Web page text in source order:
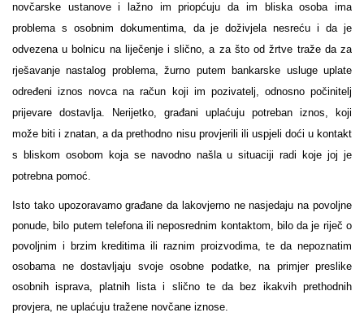
novčarske ustanove i lažno im priopćuju da im bliska osoba ima
problema s osobnim dokumentima, da je doživjela nesreću i da je
odvezena u bolnicu na liječenje i slično, a za što od žrtve traže da za
rješavanje nastalog problema, žurno putem bankarske usluge uplate
određeni iznos novca na račun koji im pozivatelj, odnosno počinitelj
prijevare dostavlja. Nerijetko, građani uplaćuju potreban iznos, koji
može biti i znatan, a da prethodno nisu provjerili ili uspjeli doći u kontakt
s bliskom osobom koja se navodno našla u situaciji radi koje joj je
potrebna pomoć.
Isto tako upozoravamo građane da lakovjerno ne nasjedaju na povoljne
ponude, bilo putem telefona ili neposrednim kontaktom, bilo da je riječ o
povoljnim i brzim kreditima ili raznim proizvodima, te da nepoznatim
osobama ne dostavljaju svoje osobne podatke, na primjer preslike
osobnih isprava, platnih lista i slično te da bez ikakvih prethodnih
provjera, ne uplaćuju tražene novčane iznose.